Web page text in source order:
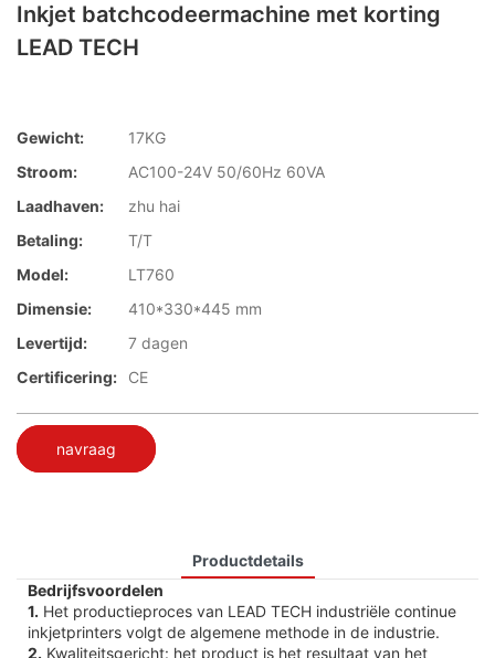
Inkjet batchcodeermachine met korting
LEAD TECH
Gewicht:
17KG
Stroom:
AC100-24V 50/60Hz 60VA
Laadhaven:
zhu hai
Betaling:
T/T
Model:
LT760
Dimensie:
410*330*445 mm
Levertijd:
7 dagen
Certificering:
CE
navraag
Productdetails
Bedrijfsvoordelen
1. Het productieproces van LEAD TECH industriële continue
inkjetprinters volgt de algemene methode in de industrie.
2. Kwaliteitsgericht: het product is het resultaat van het